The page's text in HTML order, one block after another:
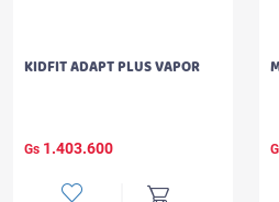
KIDFIT ADAPT PLUS VAPOR
Gs 1.403.600